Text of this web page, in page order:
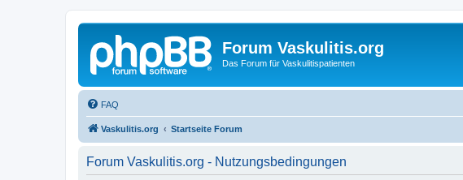
Forum Vaskulitis.org
Das Forum für Vaskulitispatienten
FAQ
Vaskulitis.org Startseite Forum
Forum Vaskulitis.org - Nutzungsbedingungen